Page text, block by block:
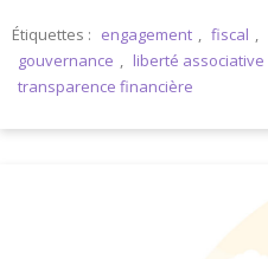
Étiquettes : engagement , fiscal ,
gouvernance , liberté associative
transparence financière